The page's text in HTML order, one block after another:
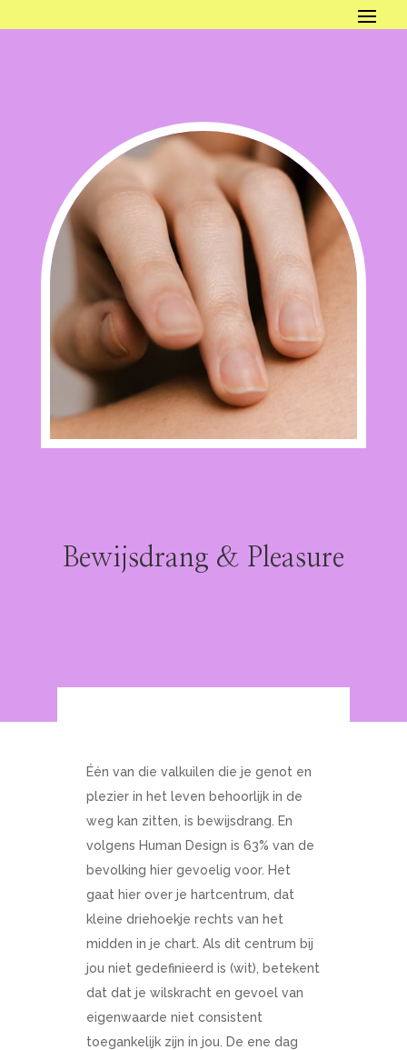
Bewijsdrang & Pleasure
Één van die valkuilen die je genot en
plezier in het leven behoorlijk in de
weg kan zitten, is bewijsdrang. En
volgens Human Design is 63% van de
bevolking hier gevoelig voor. Het
gaat hier over je hartcentrum, dat
kleine driehoekje rechts van het
midden in je chart. Als dit centrum bij
jou niet gedefinieerd is (wit), betekent
dat dat je wilskracht en gevoel van
eigenwaarde niet consistent
toegankelijk zijn in jou. De ene dag